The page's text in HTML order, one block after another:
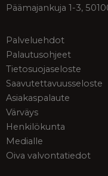
Päämajankuja 1-3,
Palveluehdot
Palautusohjeet
Tietosuojaseloste
Saavutettavuusseloste
Asiakaspalaute
Värväys
Henkilökunta
Medialle
Oiva valvontatiedot